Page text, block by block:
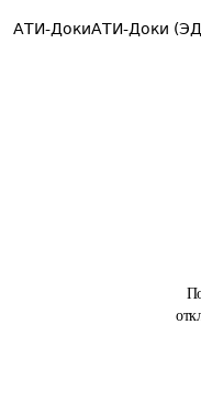
АТИ-ДокиАТИ-Доки